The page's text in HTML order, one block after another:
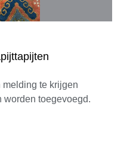
melding te krijgen
toegevoegd.